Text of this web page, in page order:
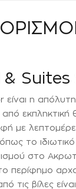
είναι η
από
με
όπως το
στο
περίφημο
τις βίλες